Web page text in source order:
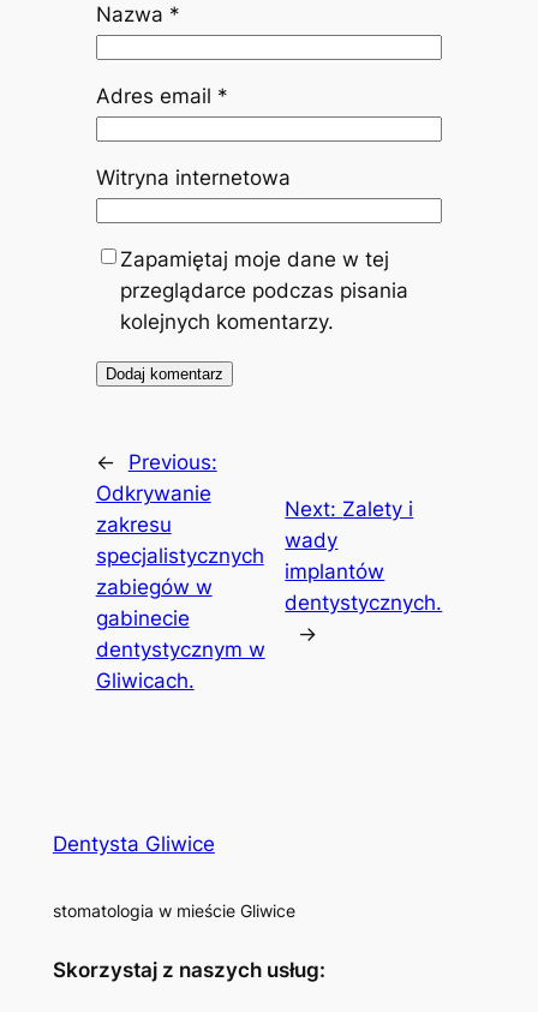
Nazwa *
Adres email *
Witryna internetowa
Zapamiętaj moje dane w tej
przeglądarce podczas pisania
kolejnych komentarzy.
←
Previous:
Odkrywanie
zakresu
specjalistycznych
zabiegów w
gabinecie
dentystycznym w
Gliwicach.
Next: Zalety i
wady
implantów
dentystycznych.
→
Dentysta Gliwice
stomatologia w mieście Gliwice
Skorzystaj z naszych usług: